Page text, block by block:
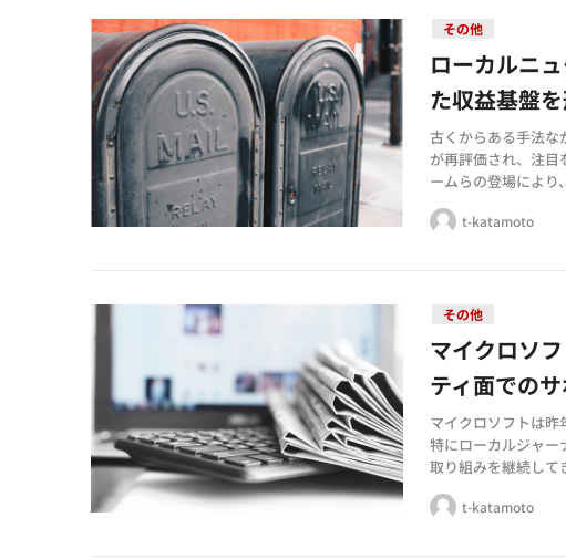
その他
ローカルニ
た収益基盤
古くからある手法な
が再評価され、注
ームらの登場により
す。 米ノースカロラ
t-katamoto
その他
マイクロソ
ティ面での
マイクロソフトは昨
特にローカルジャー
取り組みを継続して
する最新情報を公開
t-katamoto